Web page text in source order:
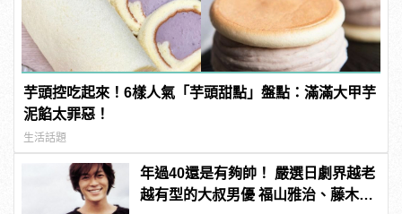
芋頭控吃起來！6樣人氣「芋頭甜點」盤點：滿滿大甲芋
泥餡太罪惡！
生活話題
年過40還是有夠帥！ 嚴選日劇界越老
越有型的大叔男優 福山雅治、藤木直